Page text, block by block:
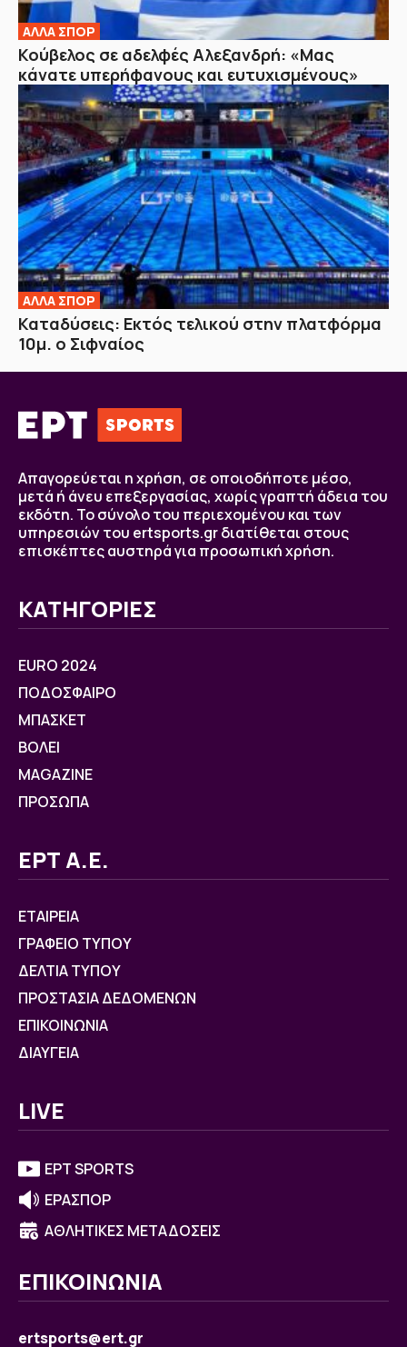
ΑΛΛΑ ΣΠΟΡ
Κούβελος σε αδελφές Αλεξανδρή: «Μας
κάνατε υπερήφανους και ευτυχισμένους»
ΑΛΛΑ ΣΠΟΡ
Καταδύσεις: Εκτός τελικού στην πλατφόρμα
10μ. ο Σιφναίος
Απαγορεύεται η χρήση, σε οποιοδήποτε μέσο,
μετά ή άνευ επεξεργασίας, χωρίς γραπτή άδεια του
εκδότη. Το σύνολο του περιεχομένου και των
υπηρεσιών του ertsports.gr διατίθεται στους
επισκέπτες αυστηρά για προσωπική χρήση.
ΚΑΤΗΓΟΡΙΕΣ
EURO 2024
ΠΟΔΟΣΦΑΙΡΟ
ΜΠΑΣΚΕΤ
ΒOΛΕΙ
MAGAZINE
ΠΡΟΣΩΠΑ
ΕΡΤ Α.Ε.
ΕΤΑΙΡΕΙΑ
ΓΡΑΦΕΙΟ ΤΥΠΟΥ
ΔΕΛΤΙΑ ΤΥΠΟΥ
ΠΡΟΣΤΑΣΙΑ ΔΕΔΟΜΕΝΩΝ
ΕΠΙΚΟΙΝΩΝΙΑ
ΔΙΑΥΓΕΙΑ
LIVE
ΕΡΤ SPORTS
ΕΡΑΣΠΟΡ
ΑΘΛΗΤΙΚΕΣ ΜΕΤΑΔΟΣΕΙΣ
ΕΠΙΚΟΙΝΩΝΙΑ
ertsports@ert.gr